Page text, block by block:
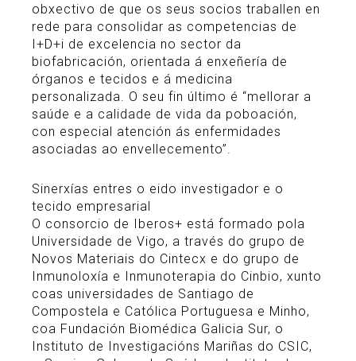
obxectivo de que os seus socios traballen en
rede para consolidar as competencias de
I+D+i de excelencia no sector da
biofabricación, orientada á enxeñería de
órganos e tecidos e á medicina
personalizada. O seu fin último é “mellorar a
saúde e a calidade de vida da poboación,
con especial atención ás enfermidades
asociadas ao envellecemento”.
Sinerxías entres o eido investigador e o
tecido empresarial
O consorcio de Iberos+ está formado pola
Universidade de Vigo, a través do grupo de
Novos Materiais do Cintecx e do grupo de
Inmunoloxía e Inmunoterapia do Cinbio, xunto
coas universidades de Santiago de
Compostela e Católica Portuguesa e Minho,
coa Fundación Biomédica Galicia Sur, o
Instituto de Investigacións Mariñas do CSIC,